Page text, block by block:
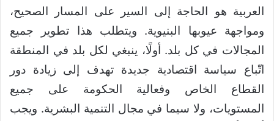
العربية هو الحاجة إلى السير على المسار الصحيح،
ومواجهة عيوبها البنيوية. ويتطلب هذا تطوير جميع
المجالات في كل بلد. أولًا، ينبغي لكل بلد في المنطقة
اتّباع سياسة اقتصادية جديدة تهدف إلى زيادة دور
القطاع الخاص وفعالية الحكومة على جميع
المستويات، ولا سيما في مجال التنمية البشرية. ويجب